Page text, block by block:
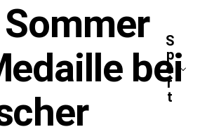
S
p
o
r
t
bei